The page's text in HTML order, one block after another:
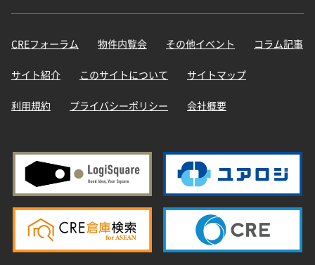
CREフォーラム 物件内覧会 その他イベント コラム記事
サイト紹介 このサイトについて サイトマップ
利用規約 プライバシーポリシー 会社概要